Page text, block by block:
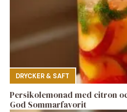
DRYCKER & SAFT
Persikolemonad med citron
God Sommarfavorit